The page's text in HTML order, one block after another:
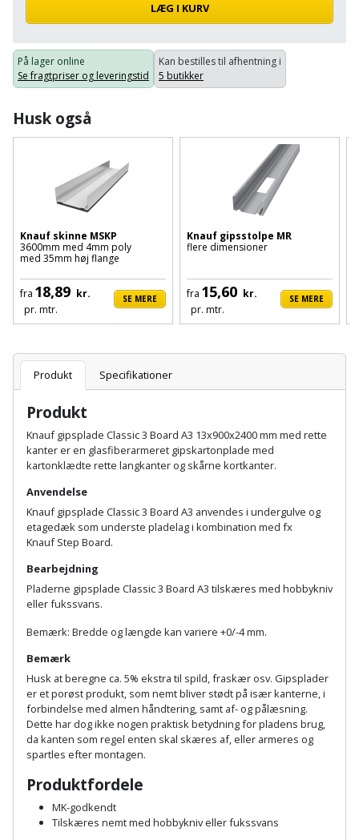
Fugtsikring
Garageport
Gips
Grundmursplader
Hardieplank
brædder
Isolering
Komposit
terrassebrædder
Lecablokke
og
fundablokke
Lofter
Lofttrapper
Murbinder
Murpap
og
Mursten
Plastlister
Radonsikring
Fugepistol
og
skumpistol
Gevindskærer
Glasløfter
Hæftepistol
og
hammer
Hammer
Kiler
Kloakrenser
Kniv
og
Koben
Kridtsnor
Landmålerstok
Løfteudstyr
Målebånd
Markeringsværktøj
Bindemaskine
Bits
Bordrundsav
Bore-
og
skruemaskine
Borehammer
Detektor
Diamantskæremaskine
Diamantslibertilbehør
Dykkerpistol
Dyksav
Excentersliber
Excenterslibertilbehør
Flamingoskærer
Flisevibrator
Føringsskinne
Forlængerledning
Motorenhed
Motorsav
og
kædesav
kædesav
tilbehør
Pælebor
Plæneklipper
Plæneklipper
Robotplæneklipper
Robotplæneklipper
tilbehør
Vertikalskærer
mosfjerner
Vinduesvasker
Brænde
Brændeovn
Brugskunst
Camping
Damprengøring
Dørmåtte
Dørrist
Drivhus
Drivhustilbehør
Elartikler
Flagstænger
til
og
have
Fuglefoderhus
Garderobe
opbevaring
Gavekort
Grill
Gummibåd
og
kajak
Havemøbler
afrensning
Spartelmasse
til
væg
og
fittings
Stålvask
Ventilation
indeklima
Guides
Gaveideer
LÆG I KURV
På lager online
Se fragtpriser og leveringstid
Kan bestilles til afhentning i
5 butikker
Husk også
Knauf skinne MSKP
3600mm med 4mm poly
med 35mm høj flange
fra 18,89 kr.
pr. mtr.
SE MERE
Knauf gipsstolpe MR
flere dimensioner
fra 15,60 kr.
pr. mtr.
SE MERE
Produkt Specifikationer
Produkt
Knauf gipsplade Classic 3 Board A3 13x900x2400 mm med rette
kanter er en glasfiberarmeret gipskartonplade med
kartonklædte rette langkanter og skårne kortkanter.
Anvendelse
Knauf gipsplade Classic 3 Board A3 anvendes i undergulve og
etagedæk som underste pladelag i kombination med fx
Knauf Step Board.
Bearbejdning
Pladerne gipsplade Classic 3 Board A3 tilskæres med hobbykniv
eller fukssvans.
Bemærk: Bredde og længde kan variere +0/-4 mm.
Bemærk
Husk at beregne ca. 5% ekstra til spild, fraskær osv. Gipsplader
er et porøst produkt, som nemt bliver stødt på især kanterne, i
forbindelse med almen håndtering, samt af- og pålæsning.
Dette har dog ikke nogen praktisk betydning for pladens brug,
da kanten som regel enten skal skæres af, eller armeres og
spartles efter montagen.
Produktfordele
MK-godkendt
Tilskæres nemt med hobbykniv eller fukssvans